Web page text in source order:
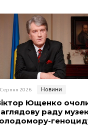
2026 Новини
Ющенко очолив
раду музею
геноциду